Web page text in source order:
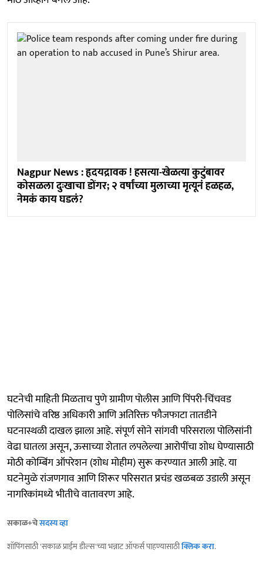
Nagpur News : हृदयद्रावक ! हसत्या-खेळत्या कुटुंबावर
कोसळला दुःखाचा डोंगर; २ वर्षांच्या मुलाच्या मृत्यूनं हळहळ,
नेमकं काय घडलं?
घटनेची माहिती मिळताच पुणे ग्रामीण पोलीस आणि पिंपरी-चिंचवड
पोलिसांचे वरिष्ठ अधिकारी आणि अतिरिक्त फौजफाटा तातडीने
घटनास्थळी दाखल झाला आहे. संपूर्ण सोने सांगवी परिसराला पोलिसांनी
वेढा घातला असून, ऊसाच्या शेतात लपलेल्या आरोपींचा शोध घेण्यासाठी
मोठी कोम्बिंग ऑपरेशन (शोध मोहीम) सुरू करण्यात आली आहे. या
घटनेमुळे रांजणगाव आणि शिरूर परिसरात प्रचंड खळबळ उडाली असून
नागरिकांमध्ये भीतीचे वातावरण आहे.
सकाळ+चेसदस्य व्हा
शॉपिंगसाठी 'सकाळ प्राईम डील्स'च्या भन्नाट ऑफर्स पाहण्यासाठीक्लिक करा.